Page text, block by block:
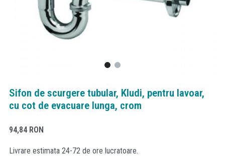
Sifon de scurgere tubular, Kludi, pentru lavoar,
cu cot de evacuare lunga, crom
94,84 RON
Livrare estimata 24-72 de ore lucratoare.